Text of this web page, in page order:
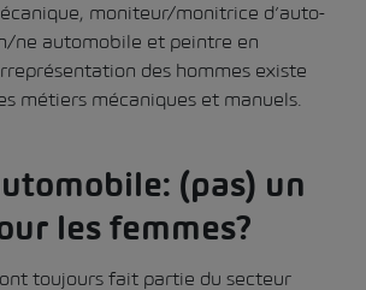
moniteur/monitrice d’auto-
ne automobile et peintre en
des hommes existe
métiers mécaniques et manuels.
(pas) un
les femmes?
toujours fait partie du secteur